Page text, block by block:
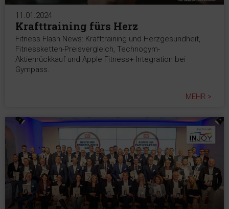
11.01.2024
Krafttraining fürs Herz
Fitness Flash News: Krafttraining und Herzgesundheit,
Fitnessketten-Preisvergleich, Technogym-
Aktienrückkauf und Apple Fitness+ Integration bei
Gympass.
MEHR >